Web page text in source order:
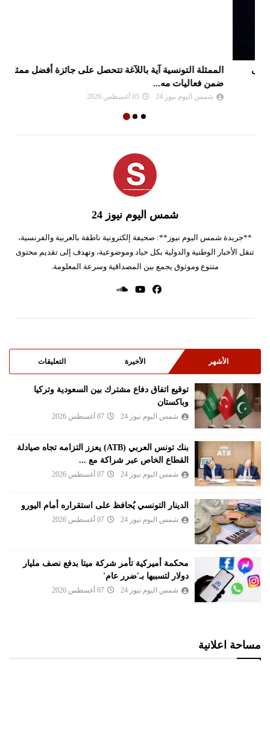
الممثلة التونسية آية باللآغة تتحصل على جائزة أفضل ممثلة
ضمن فعاليات مه...
شمس اليوم نيوز 24 05 أغسطس 2026
شمس اليوم نيوز 24
**جريدة شمس اليوم نيوز**: صحيفة إلكترونية ناطقة بالعربية والفرنسية،
تنقل الأخبار الوطنية والدولية بكل حياد وموضوعية، وتهدف إلى تقديم محتوى
متنوع وموثوق يجمع بين المصداقية وسرعة المعلومة.
الأشهر الأخيرة التعليقات
توقيع اتفاق دفاع مشترك بين السعودية وتركيا
وباكستان
شمس اليوم نيوز 24 07 أغسطس 2026
بنك تونس العربي (ATB) يعزز التزامه تجاه صيادلة
القطاع الخاص عبر شراكة مع ...
شمس اليوم نيوز 24 07 أغسطس 2026
الدينار التونسي يُحافظ على استقراره أمام اليورو
شمس اليوم نيوز 24 07 أغسطس 2026
محكمة أميركية تأمر شركة ميتا بدفع نصف مليار
دولار لتسببها بـ'ضرر عام'
شمس اليوم نيوز 24 07 أغسطس 2026
مساحة اعلانية